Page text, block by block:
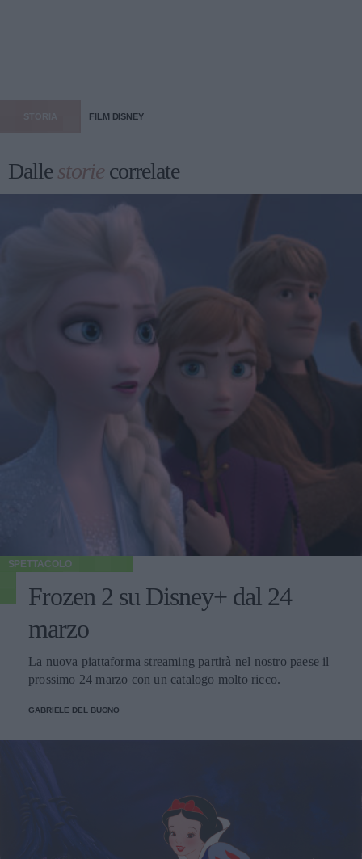
FILM DISNEY
Dallestoriecorrelate
SPETTACOLO
Frozen 2 su Disney+ dal 24
marzo
La nuova piattaforma streaming partirà nel nostro paese il
prossimo 24 marzo con un catalogo molto ricco.
GABRIELE DEL BUONO